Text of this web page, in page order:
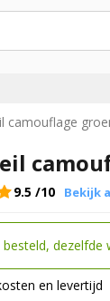
camouflage
9.5 /10 Bekijk
dezelfde
en levertijd